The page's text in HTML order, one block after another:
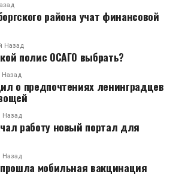
что стала жертвой махинаций
в Ленинградской области
134 новых случая заражения
самую необычную профессию
области
района учат финансовой
Назад
полис ОСАГО выбрать?
Назад
о предпочтениях ленинградцев
Назад
работу новый портал для
Назад
мобильная вакцинация